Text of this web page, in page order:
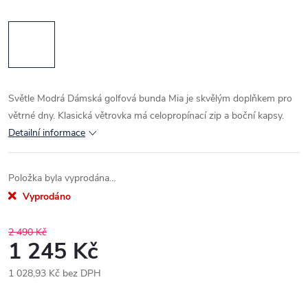
Světle Modrá Dámská golfová bunda Mia je skvělým doplňkem pro
větrné dny. Klasická větrovka má celopropínací zip a boční kapsy.
Detailní informace
Položka byla vyprodána…
Vyprodáno
2 490 Kč
1 245 Kč
1 028,93 Kč bez DPH